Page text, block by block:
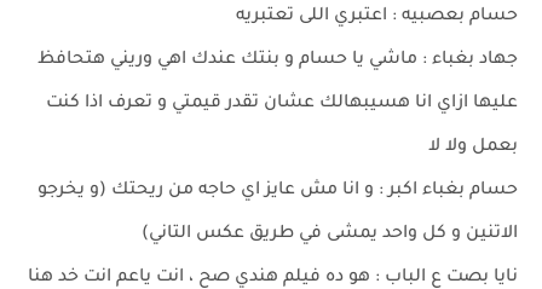
حسام بعصبيه : اعتبري اللى تعتبريه
جهاد بغباء : ماشي يا حسام و بنتك عندك اهي وريني هتحافظ
عليها ازاي انا هسيبهالك عشان تقدر قيمتي و تعرف اذا كنت
بعمل ولا لا
حسام بغباء اكبر : و انا مش عايز اي حاجه من ريحتك (و يخرجو
الاتنين و كل واحد يمشى في طريق عكس التاني)
نايا بصت ع الباب : هو ده فيلم هندي صح ، انت ياعم انت خد هنا